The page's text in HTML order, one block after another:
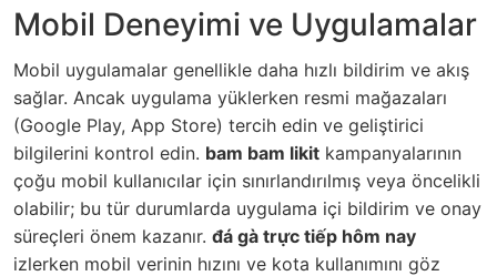
Mobil Deneyimi ve Uygulamalar
Mobil uygulamalar genellikle daha hızlı bildirim ve akış
sağlar. Ancak uygulama yüklerken resmi mağazaları
(Google Play, App Store) tercih edin ve geliştirici
bilgilerini kontrol edin. bam bam likit kampanyalarının
çoğu mobil kullanıcılar için sınırlandırılmış veya öncelikli
olabilir; bu tür durumlarda uygulama içi bildirim ve onay
süreçleri önem kazanır. đá gà trực tiếp hôm nay
izlerken mobil verinin hızını ve kota kullanımını göz